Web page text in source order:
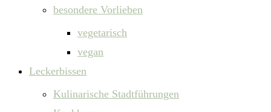
besondere Vorlieben
vegetarisch
vegan
Leckerbissen
Kulinarische Stadtführungen